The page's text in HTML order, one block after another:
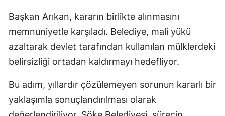
Başkan Arıkan, kararın birlikte alınmasını
memnuniyetle karşıladı. Belediye, mali yükü
azaltarak devlet tarafından kullanılan mülklerdeki
belirsizliği ortadan kaldırmayı hedefliyor.
Bu adım, yıllardır çözülemeyen sorunun kararlı bir
yaklaşımla sonuçlandırılması olarak